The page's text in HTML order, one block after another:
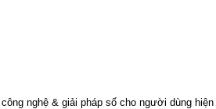
nghệ & giải pháp số cho người dùng hiện